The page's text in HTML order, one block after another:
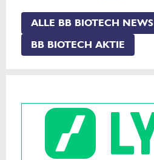
ALLE BB BIOTECH NEWS
BB BIOTECH AKTIE